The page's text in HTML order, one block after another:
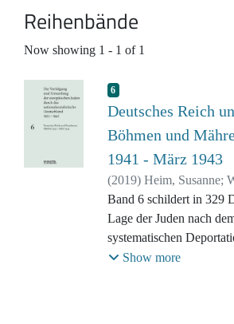
Reihenbände
Now showing 1 - 1 of 1
6
Deutsches Reich
Böhmen und
1941 - März 1943
(2019) Heim, Susanne;
Band 6 schildert in 329 Dokumenten die
Lage der Juden nach
systematischen
sich greifenden
Show more